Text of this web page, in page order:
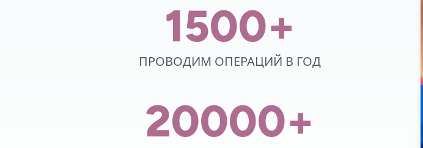
1500+
ПРОВОДИМ ОПЕРАЦИЙ В ГОД
20000+